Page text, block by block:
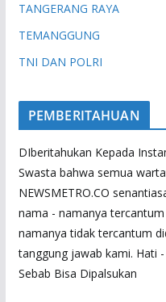
TANGERANG RAYA
TEMANGGUNG
TNI DAN POLRI
PEMBERITAHUAN
DIberitahukan Kepada
Swasta bahwa semua
NEWSMETRO.CO
nama - namanya
namanya tidak tercantum
tanggung jawab kami. Hati
Sebab Bisa Dipalsukan